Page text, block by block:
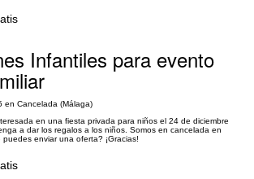
Infantiles para evento
en Cancelada (Málaga)
en una fiesta privada para niños el 24 de diciembre
a dar los regalos a los niños. Somos en cancelada en
enviar una oferta? ¡Gracias!